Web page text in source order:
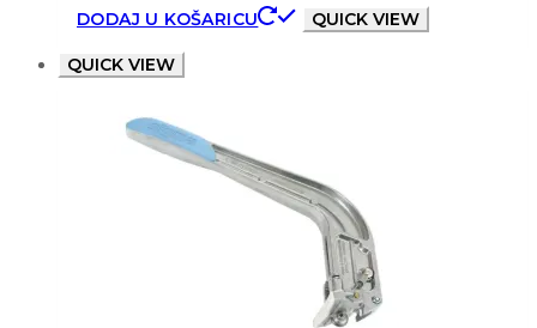
DODAJ U KOŠARICU
QUICK VIEW
QUICK VIEW